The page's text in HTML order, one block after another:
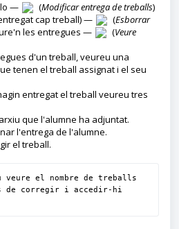
lo —
(Modificar entrega de treballs)
cap treball) —
(Esborrar
les entregues — (Veure
d'un treball, veureu una
tenen el treball assignat i el seu
entregat el treball veureu tres
que l'alumne ha adjuntat.
l'entrega de l'alumne.
el treball.
veure el nombre de treballs
de corregir i accedir-hi